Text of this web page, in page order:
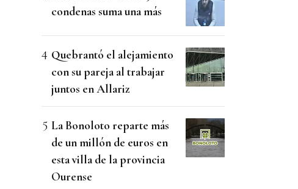
condenas suma una más
Quebrantó el alejamiento
con su pareja al trabajar
juntos en Allariz
La Bonoloto reparte más
de un millón de euros en
esta villa de la provincia
Ourense